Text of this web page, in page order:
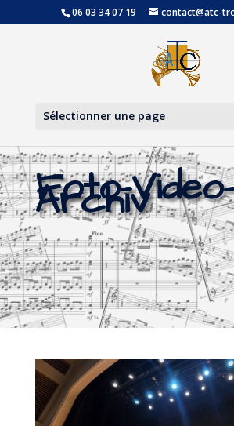
06 03 34 07 19 contact@atc-
Sélectionner une page
Foto-Video-
Archiv